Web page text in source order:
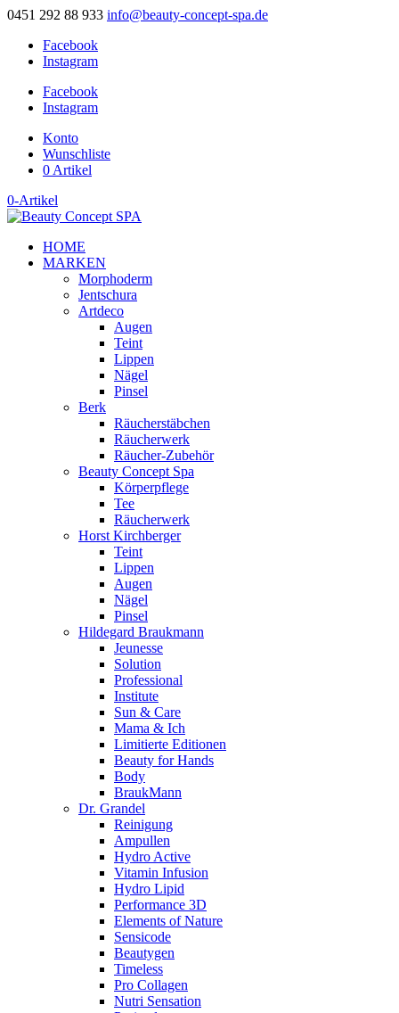
0451 292 88 933 info@beauty-concept-spa.de
Facebook
Instagram
Facebook
Instagram
Konto
Wunschliste
0 Artikel
0-Artikel
HOME
MARKEN
Morphoderm
Jentschura
Artdeco
Augen
Teint
Lippen
Nägel
Pinsel
Berk
Räucherstäbchen
Räucherwerk
Räucher-Zubehör
Beauty Concept Spa
Körperpflege
Tee
Räucherwerk
Horst Kirchberger
Teint
Lippen
Augen
Nägel
Pinsel
Hildegard Braukmann
Jeunesse
Solution
Professional
Institute
Sun & Care
Mama & Ich
Limitierte Editionen
Beauty for Hands
Body
BraukMann
Dr. Grandel
Reinigung
Ampullen
Hydro Active
Vitamin Infusion
Hydro Lipid
Performance 3D
Elements of Nature
Sensicode
Beautygen
Timeless
Pro Collagen
Nutri Sensation